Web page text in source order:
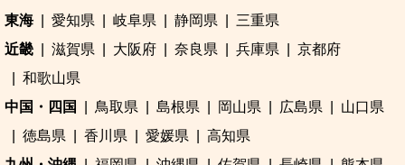
東海
愛知県 岐阜県 静岡県
三重県
近畿
滋賀県 大阪府 奈良県 兵庫県
京都府
和歌山県
中国・四国
鳥取県 島根県 岡山県 広島県
山口県
徳島県
香川県 愛媛県
高知県